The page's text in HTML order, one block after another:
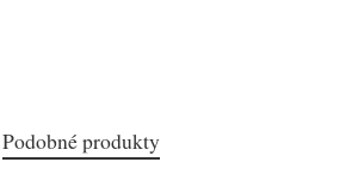
Podobné produkty